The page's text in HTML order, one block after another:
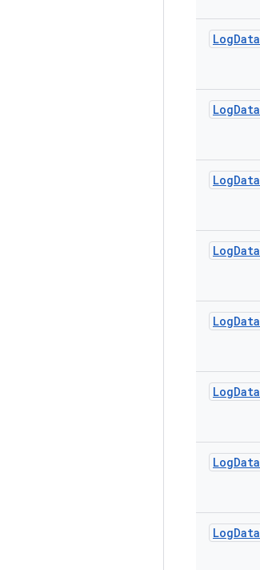
LogData
LogData
LogData
LogData
LogData
LogData
LogData
LogData